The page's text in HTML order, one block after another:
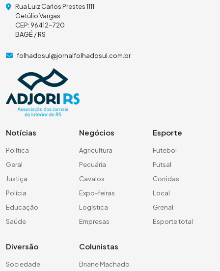
Rua Luiz Carlos Prestes 1111
Getúlio Vargas
CEP: 96412-720
BAGÉ / RS
folhadosul@jornalfolhadosul.com.br
Notícias
Política
Geral
Justiça
Polícia
Educação
Saúde
Negócios
Agricultura
Pecuária
Cavalos
Expo-feiras
Logística
Empresas
Esporte
Futebol
Futsal
Corridas
Local
Grenal
Esporte total
Diversão
Sociedade
Colunistas
Briane Machado